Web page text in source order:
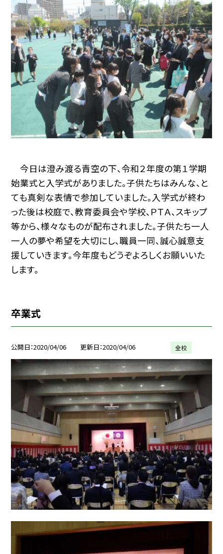
今日は澄み渡る青空の下、令和２年度の第１学期
始業式と入学式がありました。子供たちはみんな、と
ても真剣な表情で参加していました。入学式が終わ
った後は校庭で、教育委員会や学校、ＰＴＡ、スキップ
等から、様々なものが配布されました。子供たち一人
一人の夢や希望を大切にし、職員一同、誠心誠意支
援していきます。今年度もどうぞよろしくお願いいた
します。
卒業式
公開日 2020/04/06 更新日 2020/04/06 全校